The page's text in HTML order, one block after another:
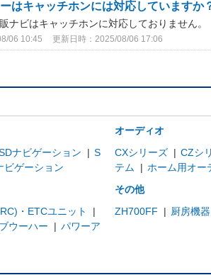
はキャッチホンには対応していますか
ナビはキャッチホンに対応しておりません。
06 10:45 更新日時：2025/08/06 17:06
ナビゲーション | S
ビゲーション
オーディオ
CXシリーズ | CZシ
テム
| ホーム用オー
・ETCユニット
|
ウーハー | パワーア
その他
ZH700FF
| 厨房機器